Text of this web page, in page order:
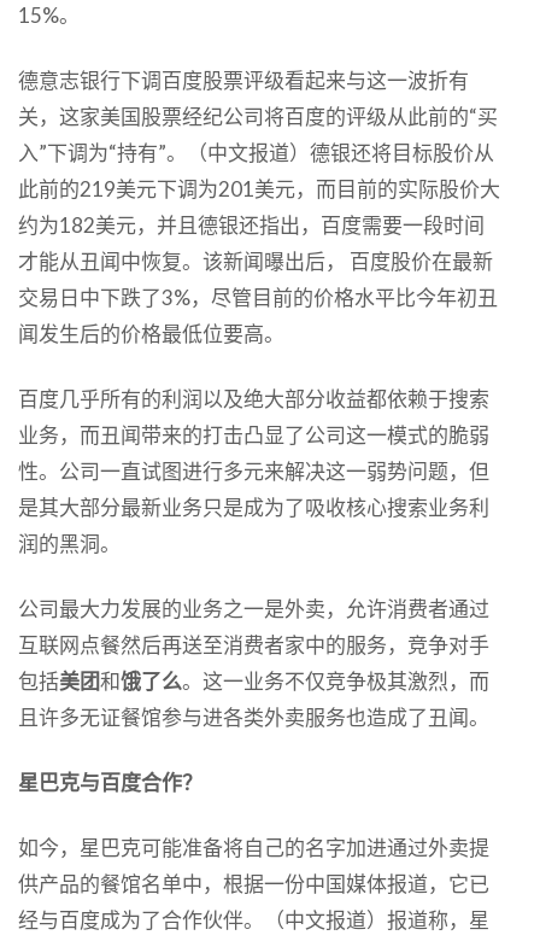
15%。
德意志银行下调百度股票评级看起来与这一波折有
关，这家美国股票经纪公司将百度的评级从此前的“买
入”下调为“持有”。（中文报道）德银还将目标股价从
此前的219美元下调为201美元，而目前的实际股价大
约为182美元，并且德银还指出，百度需要一段时间
才能从丑闻中恢复。该新闻曝出后， 百度股价在最新
交易日中下跌了3%，尽管目前的价格水平比今年初丑
闻发生后的价格最低位要高。
百度几乎所有的利润以及绝大部分收益都依赖于搜索
业务，而丑闻带来的打击凸显了公司这一模式的脆弱
性。公司一直试图进行多元来解决这一弱势问题，但
是其大部分最新业务只是成为了吸收核心搜索业务利
润的黑洞。
公司最大力发展的业务之一是外卖，允许消费者通过
互联网点餐然后再送至消费者家中的服务，竞争对手
包括美团和饿了么。这一业务不仅竞争极其激烈，而
且许多无证餐馆参与进各类外卖服务也造成了丑闻。
星巴克与百度合作？
如今，星巴克可能准备将自己的名字加进通过外卖提
供产品的餐馆名单中，根据一份中国媒体报道，它已
经与百度成为了合作伙伴。（中文报道）报道称，星